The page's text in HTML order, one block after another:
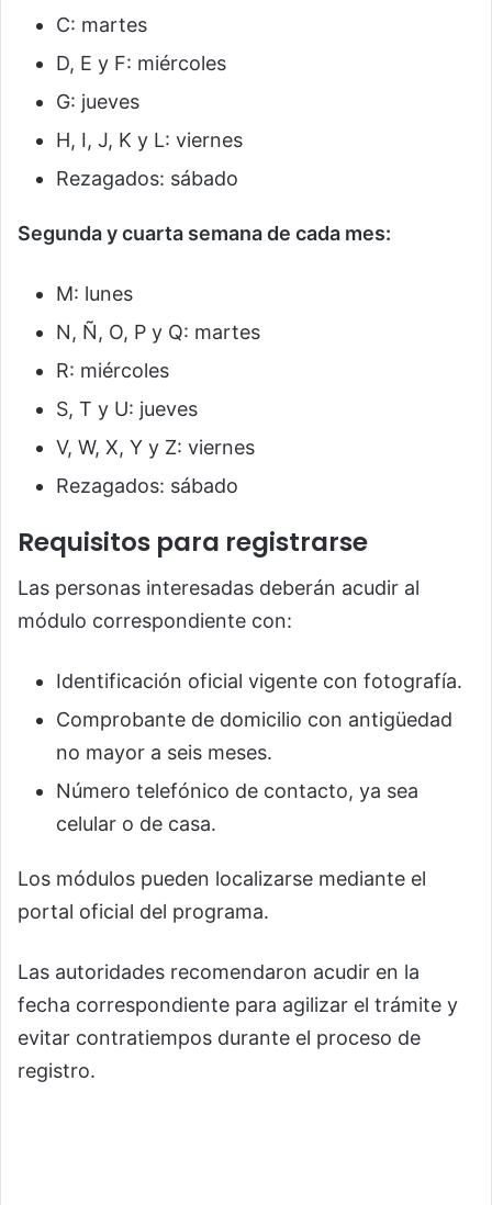
C: martes
D, E y F: miércoles
G: jueves
H, I, J, K y L: viernes
Rezagados: sábado
Segunda y cuarta semana de cada mes:
M: lunes
N, Ñ, O, P y Q: martes
R: miércoles
S, T y U: jueves
V, W, X, Y y Z: viernes
Rezagados: sábado
Requisitos para registrarse
Las personas interesadas deberán acudir al
módulo correspondiente con:
Identificación oficial vigente con fotografía.
Comprobante de domicilio con antigüedad
no mayor a seis meses.
Número telefónico de contacto, ya sea
celular o de casa.
Los módulos pueden localizarse mediante el
portal oficial del programa.
Las autoridades recomendaron acudir en la
fecha correspondiente para agilizar el trámite y
evitar contratiempos durante el proceso de
registro.